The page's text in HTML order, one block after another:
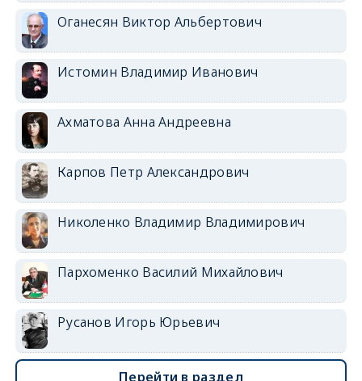
Оганесян Виктор Альбертович
Истомин Владимир Иванович
Ахматова Анна Андреевна
Карпов Петр Александрович
Николенко Владимир Владимирович
Пархоменко Василий Михайлович
Русанов Игорь Юрьевич
Перейти в раздел